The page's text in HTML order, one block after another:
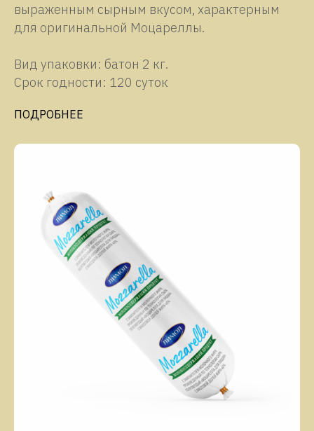
выраженным сырным вкусом, характерным
для оригинальной Моцареллы.
Вид упаковки: батон 2 кг.
Срок годности: 120 суток
ПОДРОБНЕЕ